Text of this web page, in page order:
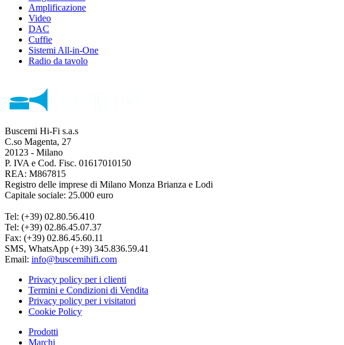
Amplificazione
Video
DAC
Cuffie
Sistemi All-in-One
Radio da tavolo
Buscemi Hi-Fi s.a.s
C.so Magenta, 27
20123 - Milano
P. IVA e Cod. Fisc. 01617010150
REA: M867815
Registro delle imprese di Milano Monza Brianza e Lodi
Capitale sociale: 25.000 euro
Tel: (+39) 02.80.56.410
Tel: (+39) 02.86.45.07.37
Fax: (+39) 02.86.45.60.11
SMS, WhatsApp (+39) 345.836.59.41
Email: info@buscemihifi.com
Privacy policy per i clienti
Termini e Condizioni di Vendita
Privacy policy per i visitatori
Cookie Policy
Close
Menu
Prodotti
Marchi